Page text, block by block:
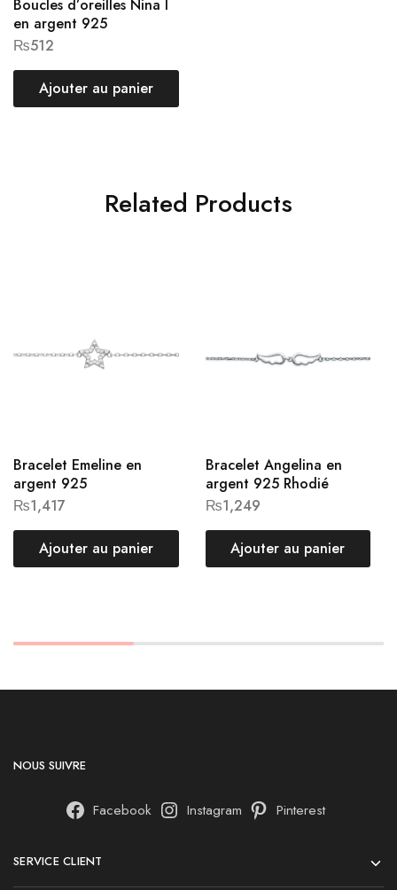
Boucles d’oreilles Nina I
en argent 925
₨512
Ajouter au panier
Related Products
Bracelet Emeline en
argent 925
₨1,417
Ajouter au panier
Bracelet Angelina en
argent 925 Rhodié
₨1,249
Ajouter au panier
NOUS SUIVRE
Facebook Instagram Pinterest
SERVICE CLIENT